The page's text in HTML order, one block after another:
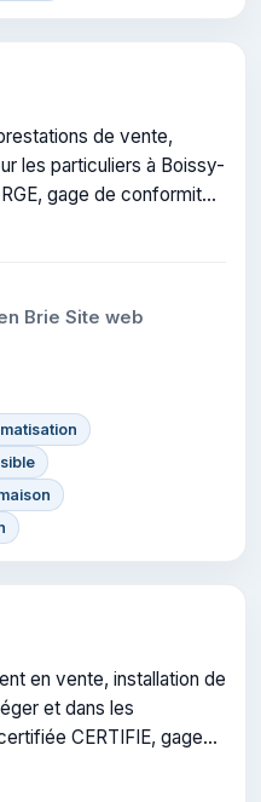
de vente,
les particuliers à Boissy-
gage de conformité
Brie Site web
en vente, installation de
et dans les
CERTIFIE, gage
réalisées.